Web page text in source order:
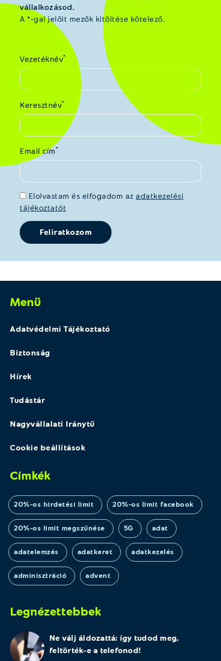
vállalkozásod.
A *-gal jelölt mezők kitöltése kötelező.
Vezetéknév*
Keresztnév*
Email cím*
Elolvastam és elfogadom az adatkezelési
tájékoztatót
Menü
Adatvédelmi Tájékoztató
Biztonság
Hírek
Tudástár
Nagyvállalati Iránytű
Cookie beállítások
Címkék
20%-os hirdetési limit 20%-os limit facebook
20%-os limit megszűnése 5G adat
adatelemzés adatkeret adatkezelés
adminisztráció advent
Legnézettebbek
Ne válj áldozattá: így tudod meg,
feltörték-e a telefonod!